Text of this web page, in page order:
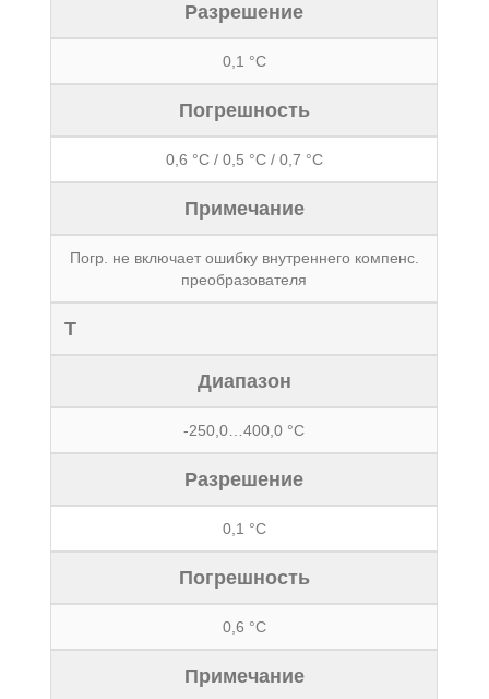
Разрешение
0,1 °С
Погрешность
0,6 °С / 0,5 °С / 0,7 °С
Примечание
Погр. не включает ошибку внутреннего компенс.
преобразователя
T
Диапазон
-250,0…400,0 °С
Разрешение
0,1 °С
Погрешность
0,6 °С
Примечание